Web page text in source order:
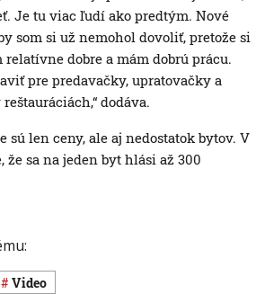
Je tu viac ľudí ako predtým. Nové
som si už nemohol dovoliť, pretože si
relatívne dobre a mám dobrú prácu.
pre predavačky, upratovačky a
dodáva.
sú len ceny, ale aj nedostatok bytov. V
že sa na jeden byt hlási až 300
Video